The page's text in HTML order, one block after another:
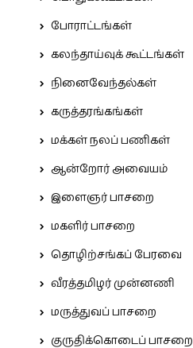
போராட்டங்கள்
கலந்தாய்வுக் கூட்டங்கள்
நினைவேந்தல்கள்
கருத்தரங்கங்கள்
மக்கள் நலப் பணிகள்
ஆன்றோர் அவையம்
இளைஞர் பாசறை
மகளிர் பாசறை
தொழிற்சங்கப் பேரவை
வீரத்தமிழர் முன்னணி
மருத்துவப் பாசறை
குருதிக்கொடைப் பாசறை